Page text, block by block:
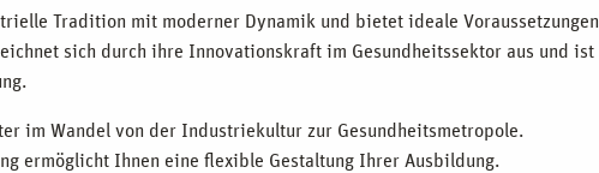
Tradition mit moderner Dynamik und bietet ideale Voraussetzungen
sich durch ihre Innovationskraft im Gesundheitssektor aus und ist
im Wandel von der Industriekultur zur Gesundheitsmetropole.
ermöglicht Ihnen eine flexible Gestaltung Ihrer Ausbildung.